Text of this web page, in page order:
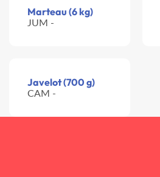
Marteau (6 kg)
JUM -
Javelot (700 g)
CAM -